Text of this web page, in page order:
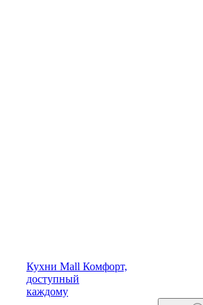
Кухни Mall Комфорт,
доступный
каждому